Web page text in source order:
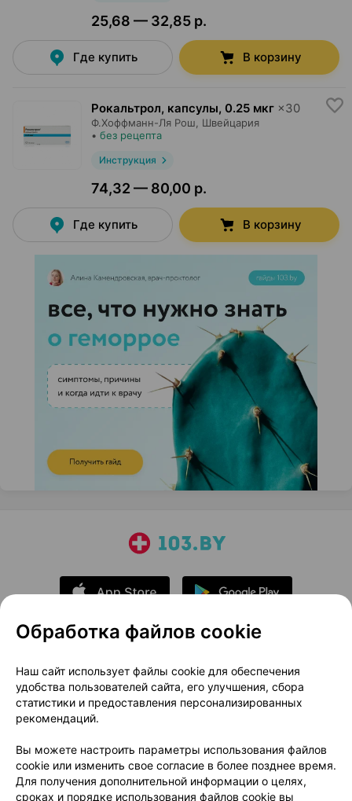
25,68 — 32,85 р.
Где купить В корзину
Рокальтрол, капсулы, 0.25 мкг ×30
Ф.Хоффманн-Ля Рош , Швейцария
• без рецепта
Инструкция
74,32 — 80,00 р.
Где купить В корзину
О проекте
Новости проекта
Размещение рекламы
Медицинский маркетинг
Публичный договор
Доставка
Способы оплаты
Вакансии
Партнеры
Написать руководителю 103.by
Обработка файлов cookie
Наш сайт использует файлы cookie для обеспечения
удобства пользователей сайта, его улучшения, сбора
статистики и предоставления персонализированных
рекомендаций.
Вы можете настроить параметры использования файлов
cookie или изменить свое согласие в более позднее время.
Для получения дополнительной информации о целях,
сроках и порядке использования файлов cookie вы